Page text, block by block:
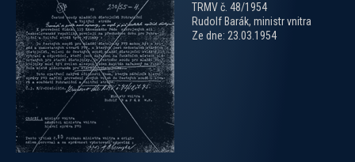
TRMV č. 48/1954
Rudolf Barák, ministr vnitra
Ze dne: 23.03.1954
zobrazit PDF dokument